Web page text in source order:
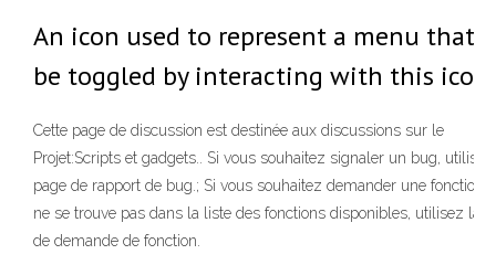
An icon used to represent a menu that
be toggled by interacting with this icon.
Cette page de discussion est destinée aux discussions sur le
Projet:Scripts et gadgets.. Si vous souhaitez signaler un bug, utiliser
page de rapport de bug.; Si vous souhaitez demander une fonction
ne se trouve pas dans la liste des fonctions disponibles, utilisez la
de demande de fonction.